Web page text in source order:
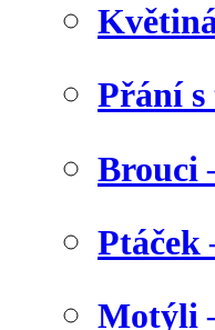
Přání
Brouci
Ptáček
Motýli